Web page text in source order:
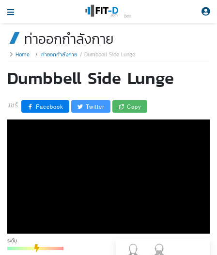
Beta
ท่าออกกำลังกาย
Home ท่าออกกำลังกาย Dumbbell Side Lunge
Dumbbell Side Lunge
แชร์ Facebook Twitter Copy
ระดับ